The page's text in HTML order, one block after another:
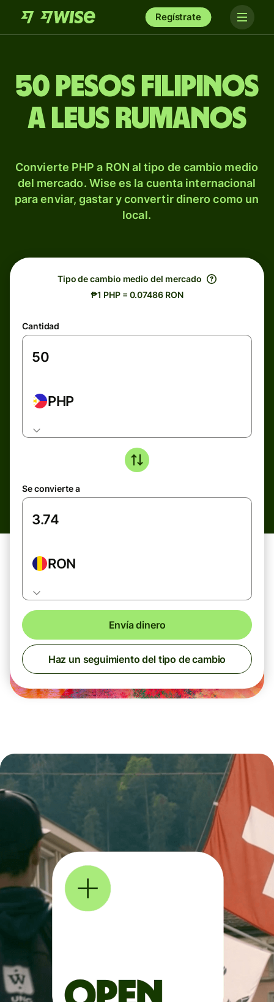
Regístrate
50 pesos filipinos
a leus rumanos
Convierte PHP a RON al tipo de cambio medio
del mercado. Wise es la cuenta internacional
para enviar, gastar y convertir dinero como un
local.
Tipo de cambio medio del mercado
₱1 PHP = 0.07486 RON
Cantidad
PHP
Se convierte a
RON
Envía dinero
Haz un seguimiento del tipo de cambio